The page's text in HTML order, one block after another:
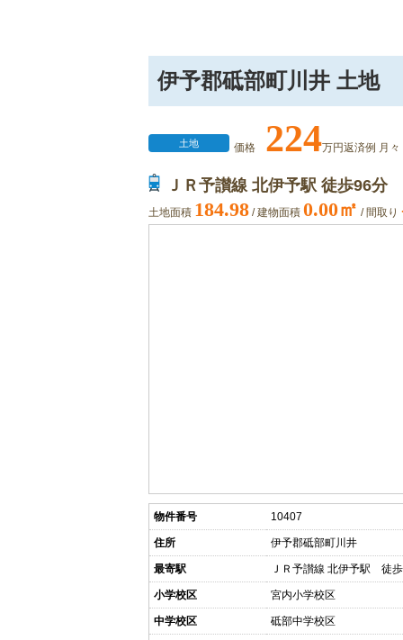
伊予郡砥部町川井 土地
価格 224万円返済例 月々
土地
ＪＲ予讃線 北伊予駅 徒歩96分
土地面積 184.98 / 建物面積 0.00㎡ / 間取り
物件番号 10407
住所 伊予郡砥部町川井
最寄駅 ＪＲ予讃線 北伊予駅 徒
小学校区 宮内小学校区
中学校区 砥部中学校区